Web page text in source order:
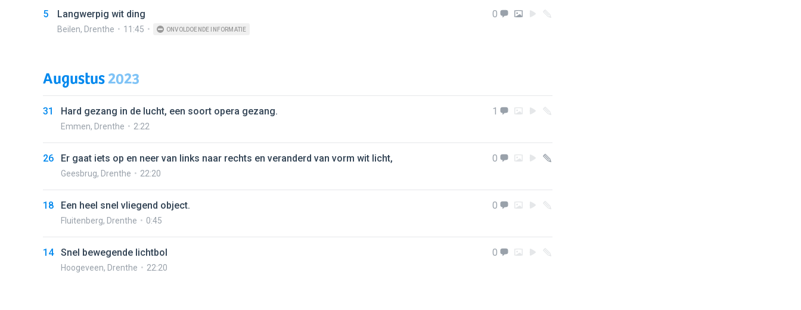
5 Langwerpig wit ding
Beilen, Drenthe 11:45 ONVOLDOENDE INFORMATIE
0
Augustus2023
31 Hard gezang in de lucht, een soort opera gezang.
Emmen, Drenthe 2:22
1
26 Er gaat iets op en neer van links naar rechts en veranderd van vorm wit licht,
Geesbrug, Drenthe 22:20
0
18 Een heel snel vliegend object.
Fluitenberg, Drenthe 0:45
0
14 Snel bewegende lichtbol
Hoogeveen, Drenthe 22:20
0